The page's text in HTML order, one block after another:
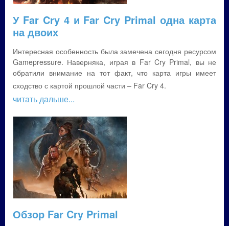
У Far Cry 4 и Far Cry Primal одна карта
на двоих
Интересная особенность была замечена сегодня ресурсом
Gamepressure. Наверняка, играя в Far Cry Primal, вы не
обратили внимание на тот факт, что карта игры имеет
сходство с картой прошлой части – Far Cry 4.
читать дальше...
Обзор Far Cry Primal